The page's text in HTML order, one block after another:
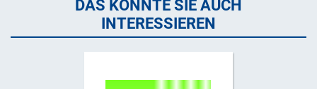
DAS KÖNNTE SIE AUCH
INTERESSIEREN